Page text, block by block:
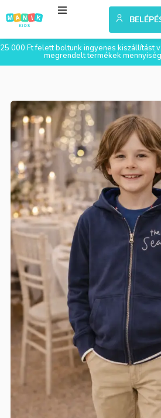
25 000 Ft felett boltunk ingyenes kiszállítást
megrendelt termékek